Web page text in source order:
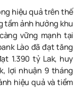
hiệu quả trên thế
tầm ảnh hưởng khu
vững mạnh tại
Lào đã đạt tăng
1.390 tỷ Lak, huy
lợi nhuận 9 tháng
hiệu quả và tiềm